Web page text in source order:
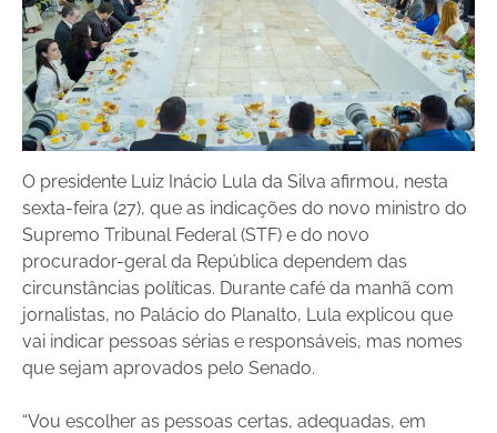
O presidente Luiz Inácio Lula da Silva afirmou, nesta
sexta-feira (27), que as indicações do novo ministro do
Supremo Tribunal Federal (STF) e do novo
procurador-geral da República dependem das
circunstâncias políticas. Durante café da manhã com
jornalistas, no Palácio do Planalto, Lula explicou que
vai indicar pessoas sérias e responsáveis, mas nomes
que sejam aprovados pelo Senado.
“Vou escolher as pessoas certas, adequadas, em